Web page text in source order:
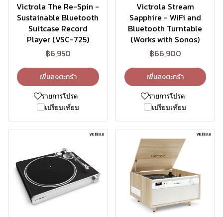
Victrola The Re-Spin -
Sustainable Bluetooth
Suitcase Record
Player (VSC-725)
฿6,950
เพิ่มลงตะกร้า
รายการโปรด
เปรียบเทียบ
Victrola Stream
Sapphire - WiFi and
Bluetooth Turntable
(Works with Sonos)
฿66,900
เพิ่มลงตะกร้า
รายการโปรด
เปรียบเทียบ